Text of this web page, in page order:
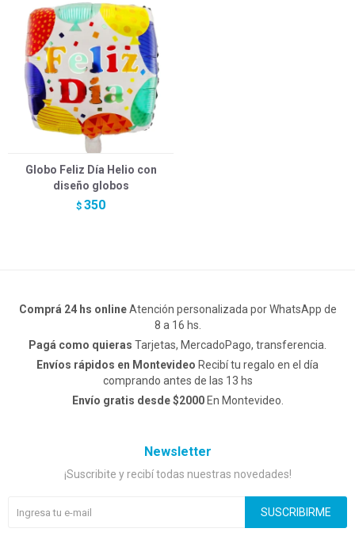
Globo Feliz Día Helio con
diseño globos
$ 350
Comprá 24 hs onlineAtención personalizada por WhatsApp de
8 a 16 hs.
Pagá como quieras Tarjetas, MercadoPago, transferencia.
Envíos rápidos en Montevideo Recibí tu regalo en el día
comprando antes de las 13 hs
Envío gratis desde $2000En Montevideo.
Newsletter
¡Suscribite y recibí todas nuestras novedades!
SUSCRIBIRME